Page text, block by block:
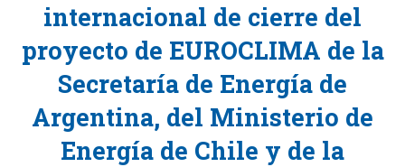
internacional de cierre del
proyecto de EUROCLIMA de la
Secretaría de Energía de
Argentina, del Ministerio de
Energía de Chile y de la